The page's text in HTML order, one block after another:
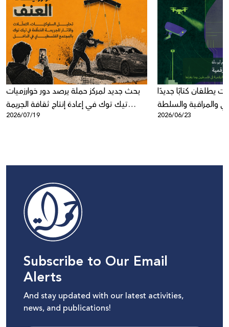
بحث جديد لمركز حملة يرصد دور خوارزميات
تيك توك في إعادة إنتاج ثقافة الجريمة
المنظمة في المجتمع الفلسطيني في
2026/07/19
يطلقان كتابًا جديدًا
والمراقبة والسلطة
الرقمية
2026/06/23
Subscribe to Our Email
Alerts
And stay updated with our latest activities,
news, and publications!